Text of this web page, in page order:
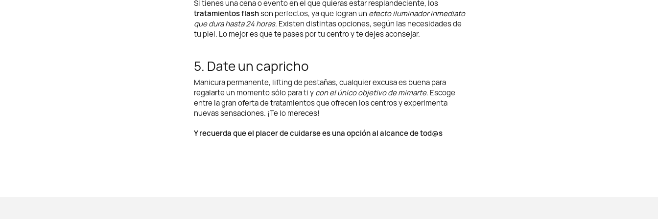
Si tienes una cena o evento en el que quieras estar resplandeciente, los
tratamientos flashson perfectos, ya que logran un efecto iluminador inmediato
que dura hasta 24 horas. Existen distintas opciones, según las necesidades de
tu piel. Lo mejor es que te pases por tu centro y te dejes aconsejar.
5. Date un capricho
Manicura permanente, lifting de pestañas, cualquier excusa es buena para
regalarte un momento sólo para ti ycon el único objetivo de mimarte. Escoge
entre la gran oferta de tratamientos que ofrecen los centros y experimenta
nuevas sensaciones. ¡Te lo mereces!
Y recuerda que el placer de cuidarse es una opción al alcance de tod@s